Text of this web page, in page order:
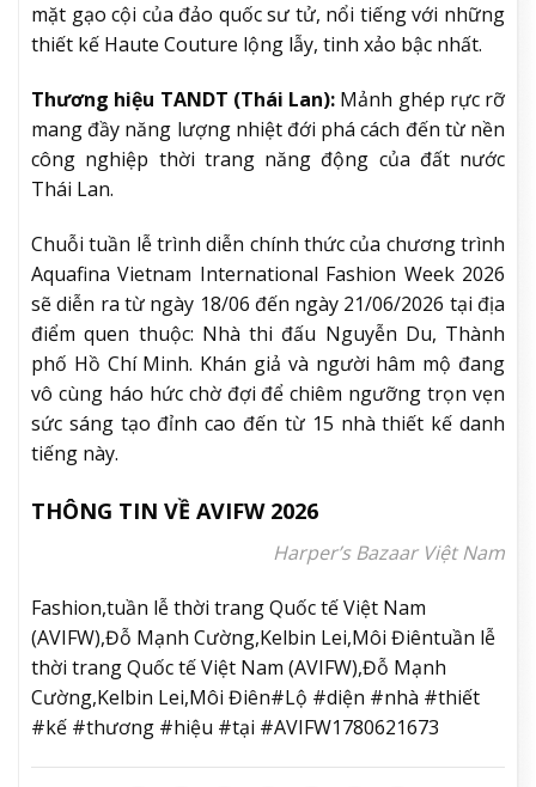
mặt gạo cội của đảo quốc sư tử, nổi tiếng với những
thiết kế Haute Couture lộng lẫy, tinh xảo bậc nhất.
Thương hiệu TANDT (Thái Lan): Mảnh ghép rực rỡ
mang đầy năng lượng nhiệt đới phá cách đến từ nền
công nghiệp thời trang năng động của đất nước
Thái Lan.
Chuỗi tuần lễ trình diễn chính thức của chương trình
Aquafina Vietnam International Fashion Week 2026
sẽ diễn ra từ ngày 18/06 đến ngày 21/06/2026 tại địa
điểm quen thuộc: Nhà thi đấu Nguyễn Du, Thành
phố Hồ Chí Minh. Khán giả và người hâm mộ đang
vô cùng háo hức chờ đợi để chiêm ngưỡng trọn vẹn
sức sáng tạo đỉnh cao đến từ 15 nhà thiết kế danh
tiếng này.
THÔNG TIN VỀ AVIFW 2026
Harper’s Bazaar Việt Nam
Fashion,tuần lễ thời trang Quốc tế Việt Nam
(AVIFW),Đỗ Mạnh Cường,Kelbin Lei,Môi Điêntuần lễ
thời trang Quốc tế Việt Nam (AVIFW),Đỗ Mạnh
Cường,Kelbin Lei,Môi Điên#Lộ #diện #nhà #thiết
#kế #thương #hiệu #tại #AVIFW1780621673